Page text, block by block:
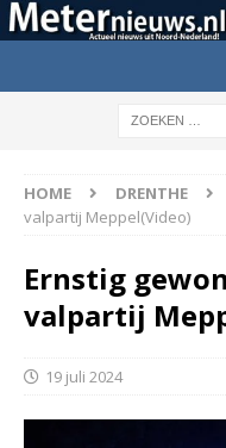
HOME DRENTHE
valpartij Meppel(Video)
Ernstig
valpartij
19 juli 2024